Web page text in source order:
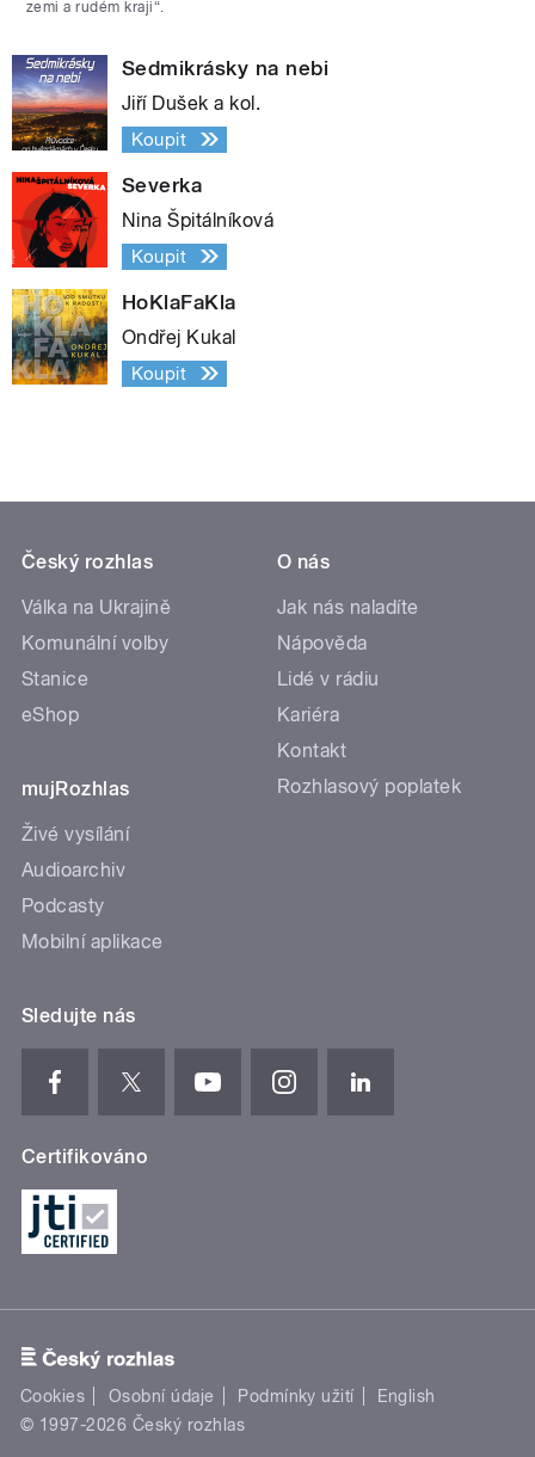
zemi a rudém kraji“.
Sedmikrásky na nebi
Jiří Dušek a kol.
Koupit
Severka
Nina Špitálníková
Koupit
HoKlaFaKla
Ondřej Kukal
Koupit
Český rozhlas
Válka na Ukrajině
Komunální volby
Stanice
eShop
mujRozhlas
Živé vysílání
Audioarchiv
Podcasty
Mobilní aplikace
O nás
Jak nás naladíte
Nápověda
Lidé v rádiu
Kariéra
Kontakt
Rozhlasový poplatek
Sledujte nás
Certifikováno
Cookies Osobní údaje Podmínky užití
English
© 1997-2026 Český rozhlas